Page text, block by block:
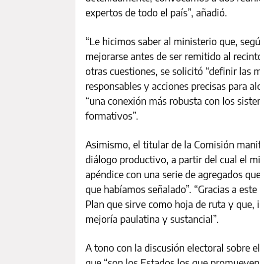
expertos de todo el país”, añadió.
“Le hicimos saber al ministerio que,
mejorarse antes de ser remitido al
otras cuestiones, se solicitó “definir las
responsables y acciones precisas para
“una conexión más robusta con los
formativos”.
Asimismo, el titular de la Comisión
diálogo productivo, a partir del cual el
apéndice con una serie de agregados
que habíamos señalado”. “Gracias a
Plan que sirve como hoja de ruta y
mejoría paulatina y sustancial”.
A tono con la discusión electoral sobre